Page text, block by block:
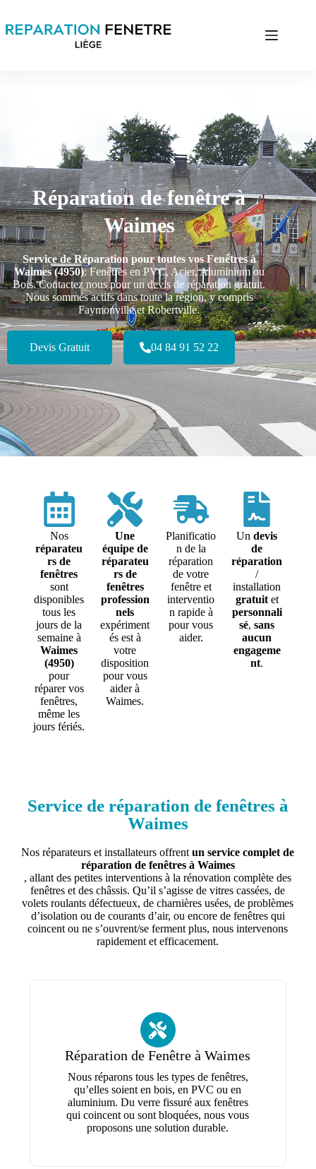
Réparation de fenêtre à
Waimes
Service de Réparation pour toutes vos Fenêtres à
Waimes (4950): Fenêtres en PVC, Acier, Aluminium ou
Bois. Contactez nous pour un devis de réparation gratuit.
Nous sommes actifs dans toute la région, y compris
Faymonville et Robertville.
Devis Gratuit 04 84 91 52 22
Nos
réparateu
rs de
fenêtres
sont
disponibles
tous les
jours de la
semaine à
Waimes
(4950)
pour
réparer vos
fenêtres,
même les
jours fériés.
Une
équipe de
réparateu
rs de
fenêtres
profession
nels
expériment
és est à
votre
disposition
pour vous
aider à
Waimes.
Planificatio
n de la
réparation
de votre
fenêtre et
interventio
n rapide à
pour vous
aider.
Undevis
de
réparation
/
installation
gratuitet
personnali
sé,sans
aucun
engageme
nt.
Service de réparation de fenêtres à
Waimes
Nos réparateurs et installateurs offrentun service complet de
réparation de fenêtres à Waimes
, allant des petites interventions à la rénovation complète des
fenêtres et des châssis. Qu’il s’agisse de vitres cassées, de
volets roulants défectueux, de charnières usées, de problèmes
d’isolation ou de courants d’air, ou encore de fenêtres qui
coincent ou ne s’ouvrent/se ferment plus, nous intervenons
rapidement et efficacement.
Réparation de Fenêtre à Waimes
Nous réparons tous les types de fenêtres,
qu’elles soient en bois, en PVC ou en
aluminium. Du verre fissuré aux fenêtres
qui coincent ou sont bloquées, nous vous
proposons une solution durable.